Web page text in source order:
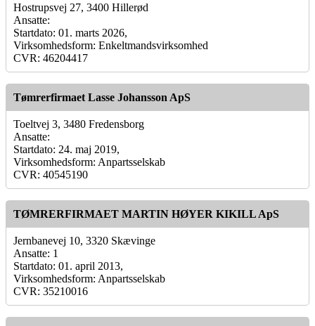
Hostrupsvej 27, 3400 Hillerød
Ansatte:
Startdato: 01. marts 2026,
Virksomhedsform: Enkeltmandsvirksomhed
CVR: 46204417
Tømrerfirmaet Lasse Johansson ApS
Toeltvej 3, 3480 Fredensborg
Ansatte:
Startdato: 24. maj 2019,
Virksomhedsform: Anpartsselskab
CVR: 40545190
TØMRERFIRMAET MARTIN HØYER KIKILL ApS
Jernbanevej 10, 3320 Skævinge
Ansatte: 1
Startdato: 01. april 2013,
Virksomhedsform: Anpartsselskab
CVR: 35210016